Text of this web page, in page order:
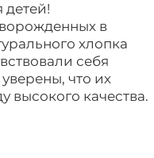
в
хлопка
себя
что их
высокого качества.